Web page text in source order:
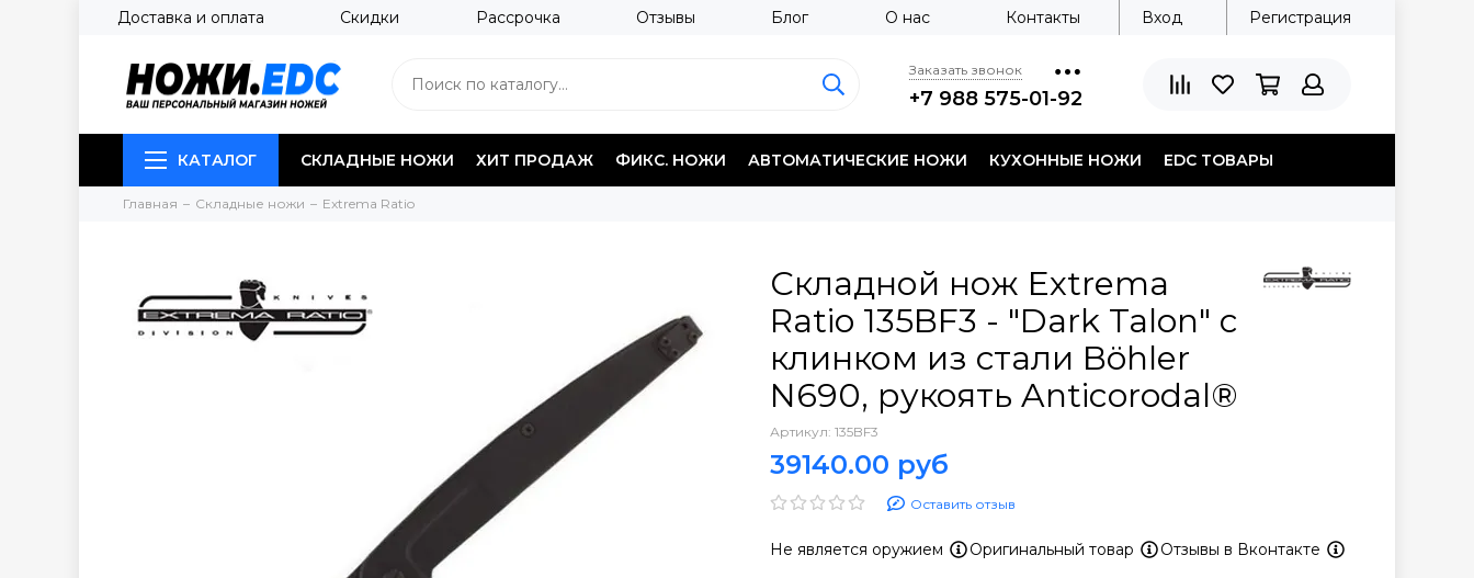
Доставка и оплата Скидки Рассрочка Отзывы Блог О нас Контакты Вход Регистрация
Заказать звонок
+7 988 575-01-92
КАТАЛОГ СКЛАДНЫЕ НОЖИ ХИТ ПРОДАЖ ФИКС. НОЖИ АВТОМАТИЧЕСКИЕ НОЖИ КУХОННЫЕ НОЖИ EDC ТОВАРЫ
Главная Складные ножи Extrema Ratio
Складной нож Extrema
Ratio 135BF3 - "Dark Talon" c
клинком из стали Böhler
N690, рукоять Anticorodal®
Артикул: 135BF3
39140.00 руб
Оставить отзыв
Не является оружием Оригинальный товар Отзывы в Вконтакте